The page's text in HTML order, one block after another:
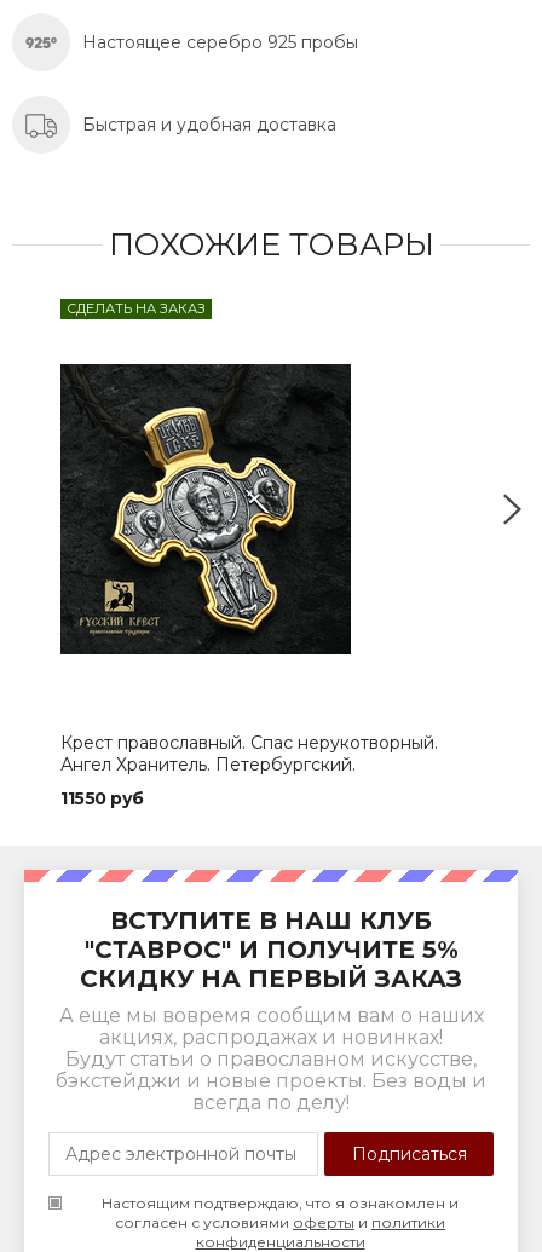
Настоящее серебро 925 пробы
Быстрая и удобная доставка
ПОХОЖИЕ ТОВАРЫ
СДЕЛАТЬ НА ЗАКАЗ
Крест православный. Спас нерукотворный.
Ангел Хранитель. Петербургский.
11550 руб
ВСТУПИТЕ В НАШ КЛУБ
"СТАВРОС" И ПОЛУЧИТЕ 5%
СКИДКУ НА ПЕРВЫЙ ЗАКАЗ
А еще мы вовремя сообщим вам о наших
акциях, распродажах и новинках!
Будут статьи о православном искусстве,
бэкстейджи и новые проекты. Без воды и
всегда по делу!
Настоящим подтверждаю, что я ознакомлен и
согласен с условиями оферты и политики
конфиденциальности